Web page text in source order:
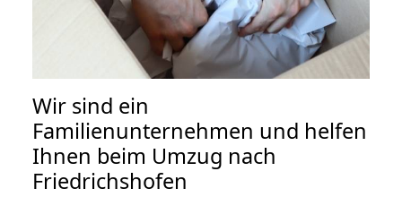
Wir sind ein
Familienunternehmen und helfen
Ihnen beim Umzug nach
Friedrichshofen